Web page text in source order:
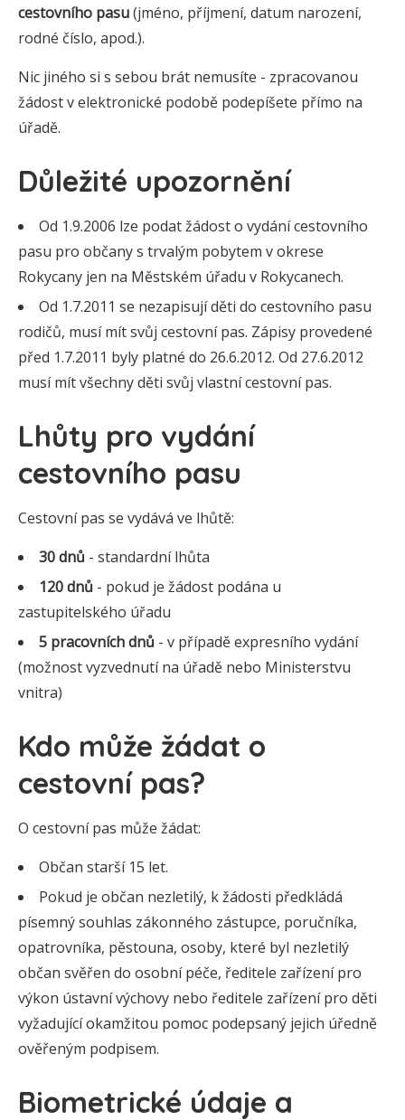
cestovního pasu(jméno, příjmení, datum narození,
rodné číslo, apod.).
Nic jiného si s sebou brát nemusíte - zpracovanou
žádost v elektronické podobě podepíšete přímo na
úřadě.
Důležité upozornění
Od 1.9.2006 lze podat žádost o vydání cestovního
pasu pro občany s trvalým pobytem v okrese
Rokycany jen na Městském úřadu v Rokycanech.
Od 1.7.2011 se nezapisují děti do cestovního pasu
rodičů, musí mít svůj cestovní pas. Zápisy provedené
před 1.7.2011 byly platné do 26.6.2012. Od 27.6.2012
musí mít všechny děti svůj vlastní cestovní pas.
Lhůty pro vydání
cestovního pasu
Cestovní pas se vydává ve lhůtě:
30 dnů - standardní lhůta
120 dnů - pokud je žádost podána u
zastupitelského úřadu
5 pracovních dnů - v případě expresního vydání
(možnost vyzvednutí na úřadě nebo Ministerstvu
vnitra)
Kdo může žádat o
cestovní pas?
O cestovní pas může žádat:
Občan starší 15 let.
Pokud je občan nezletilý, k žádosti předkládá
písemný souhlas zákonného zástupce, poručníka,
opatrovníka, pěstouna, osoby, které byl nezletilý
občan svěřen do osobní péče, ředitele zařízení pro
výkon ústavní výchovy nebo ředitele zařízení pro děti
vyžadující okamžitou pomoc podepsaný jejich úředně
ověřeným podpisem.
Biometrické údaje a